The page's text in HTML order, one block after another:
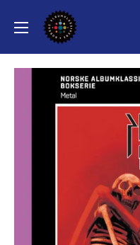
Norske
Albumklassikere